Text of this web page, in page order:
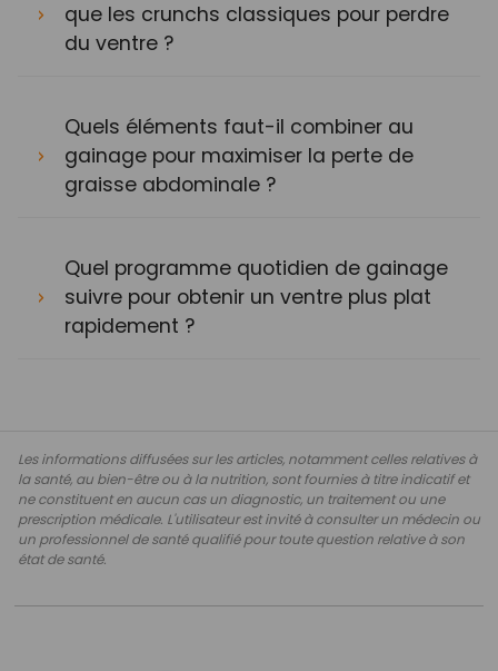
que les crunchs classiques pour perdre
du ventre ?
Quels éléments faut-il combiner au
gainage pour maximiser la perte de
graisse abdominale ?
Quel programme quotidien de gainage
suivre pour obtenir un ventre plus plat
rapidement ?
Les informations diffusées sur les articles, notamment celles relatives à
la santé, au bien-être ou à la nutrition, sont fournies à titre indicatif et
ne constituent en aucun cas un diagnostic, un traitement ou une
prescription médicale. L'utilisateur est invité à consulter un médecin ou
un professionnel de santé qualifié pour toute question relative à son
état de santé.